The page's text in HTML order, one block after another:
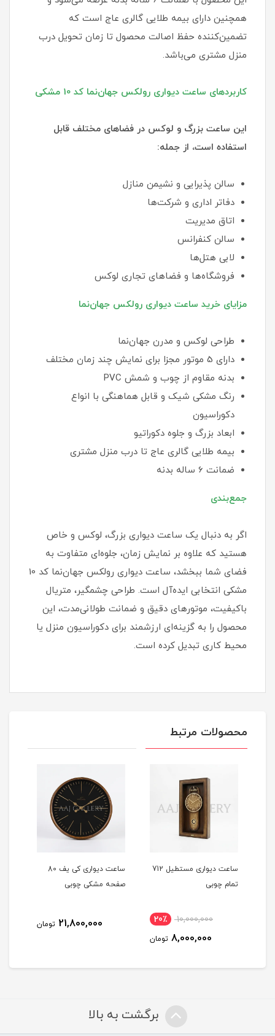
همچنین دارای بیمه طلایی گالری عاج است که
تضمین‌کننده حفظ اصالت محصول تا زمان تحویل درب
منزل مشتری می‌باشد.
کاربردهای ساعت دیواری رولکس جهان‌نما کد 10 مشکی
این ساعت بزرگ و لوکس در فضاهای مختلف قابل
استفاده است، از جمله:
سالن پذیرایی و نشیمن منازل
دفاتر اداری و شرکت‌ها
اتاق مدیریت
سالن کنفرانس
لابی هتل‌ها
فروشگاه‌ها و فضاهای تجاری لوکس
مزایای خرید ساعت دیواری رولکس جهان‌نما
طراحی لوکس و مدرن جهان‌نما
دارای 5 موتور مجزا برای نمایش چند زمان مختلف
بدنه مقاوم از چوب و شمش PVC
رنگ مشکی شیک و قابل هماهنگی با انواع
دکوراسیون
ابعاد بزرگ و جلوه دکوراتیو
بیمه طلایی گالری عاج تا درب منزل مشتری
ضمانت 6 ساله بدنه
جمع‌بندی
اگر به دنبال یک ساعت دیواری بزرگ، لوکس و خاص
هستید که علاوه بر نمایش زمان، جلوه‌ای متفاوت به
فضای شما ببخشد، ساعت دیواری رولکس جهان‌نما کد 10
مشکی انتخابی ایده‌آل است. طراحی چشمگیر، متریال
باکیفیت، موتورهای دقیق و ضمانت طولانی‌مدت، این
محصول را به گزینه‌ای ارزشمند برای دکوراسیون منزل یا
محیط کاری تبدیل کرده است.
محصولات مرتبط
ساعت دیواری مستطیل 712
تمام چوبی
10,000,000 20٪
8,000,000 تومان
ساعت دیواری کی یف 80
صفحه مشکی چوبی
21,800,000 تومان
برگشت به بالا